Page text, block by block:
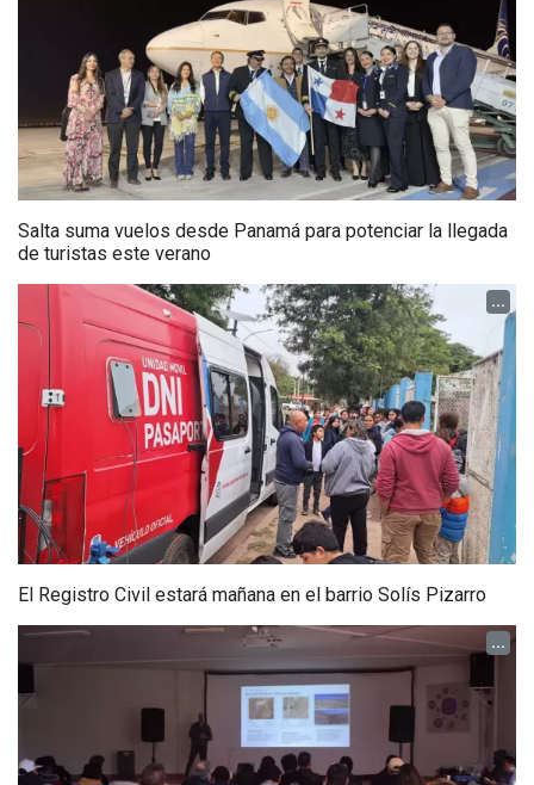
Salta suma vuelos desde Panamá para potenciar la llegada
de turistas este verano
...
El Registro Civil estará mañana en el barrio Solís Pizarro
...